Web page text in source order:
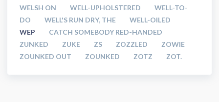
WELSH ON
WELL-UPHOLSTERED
WELL-TO-
DO
WELL'S RUN DRY, THE
WELL-OILED
WEP
CATCH SOMEBODY RED-HANDED
ZUNKED
ZUKE ZS ZOZZLED
ZOWIE
ZOUNKED OUT
ZOUNKED ZOTZ ZOT.